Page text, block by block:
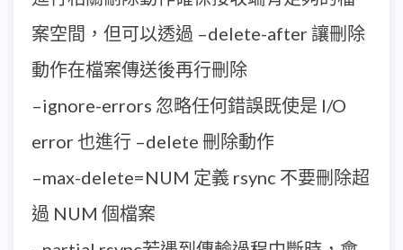
案空間，但可以透過 –delete-after 讓刪除
動作在檔案傳送後再行刪除
–ignore-errors 忽略任何錯誤既使是 I/O
error 也進行 –delete 刪除動作
–max-delete=NUM 定義 rsync 不要刪除超
過 NUM 個檔案